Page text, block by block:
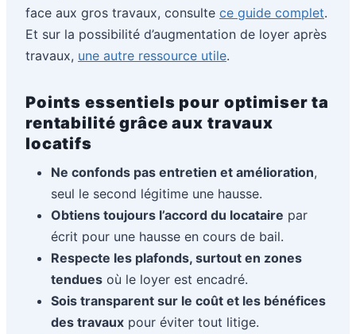
face aux gros travaux, consulte ce guide complet.
Et sur la possibilité d’augmentation de loyer après
travaux, une autre ressource utile.
Points essentiels pour optimiser ta
rentabilité grâce aux travaux
locatifs
Ne confonds pas entretien et amélioration,
seul le second légitime une hausse.
Obtiens toujours l’accord du locataire par
écrit pour une hausse en cours de bail.
Respecte les plafonds, surtout en zones
tendues où le loyer est encadré.
Sois transparent sur le coût et les bénéfices
des travaux pour éviter tout litige.